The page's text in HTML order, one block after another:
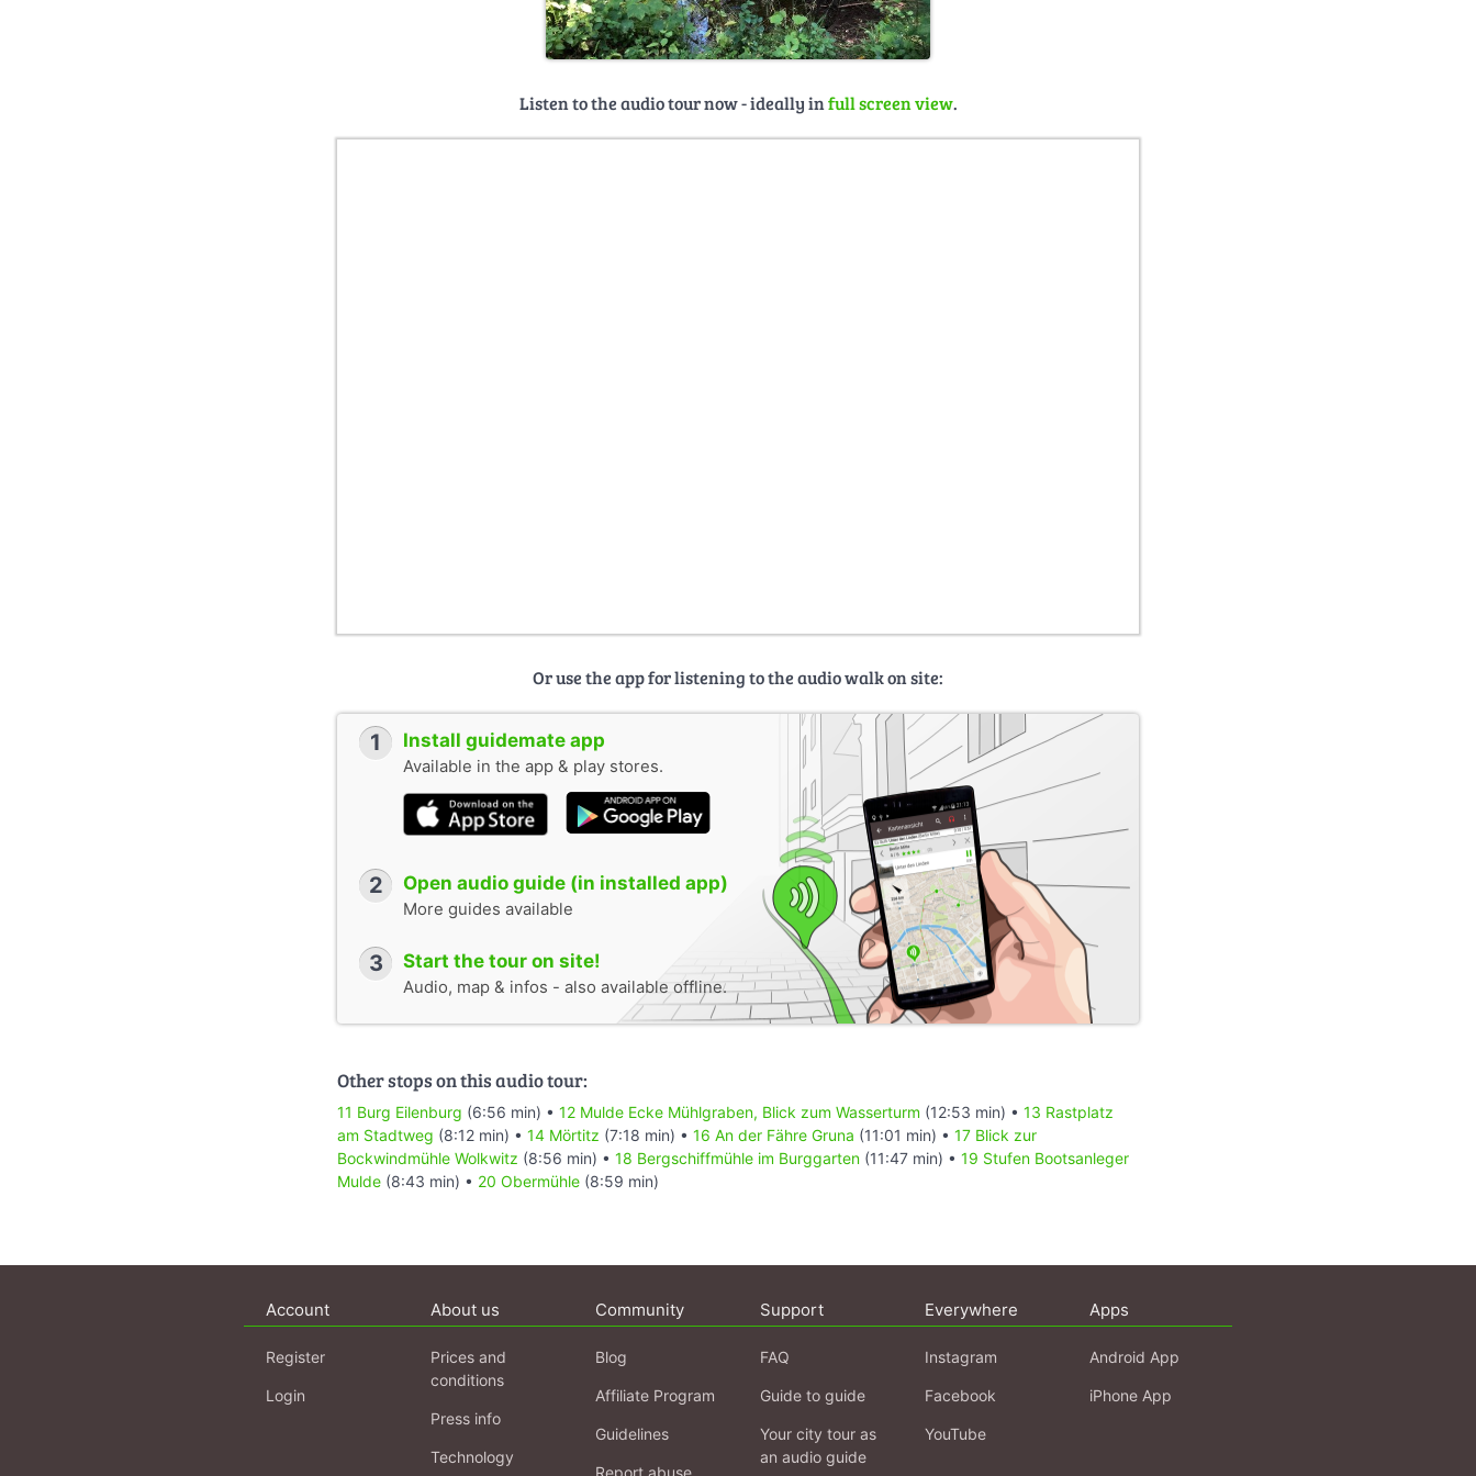
Listen to the audio tour now - ideally infull screen view.
Or use the app for listening to the audio walk on site:
1 Install guidemate app
Available in the app & play stores.
2 Open audio guide (in installed app)
More guides available
3 Start the tour on site!
Audio, map & infos - also available offline.
Other stops on this audio tour:
11 Burg Eilenburg (6:56 min) • 12 Mulde Ecke Mühlgraben, Blick zum Wasserturm (12:53 min) • 13 Rastplatz
am Stadtweg (8:12 min) • 14 Mörtitz (7:18 min) • 16 An der Fähre Gruna (11:01 min) • 17 Blick zur
Bockwindmühle Wolkwitz (8:56 min) • 18 Bergschiffmühle im Burggarten (11:47 min) • 19 Stufen Bootsanleger
Mulde (8:43 min) • 20 Obermühle (8:59 min)
Account
Register
Login
About us
Prices and
conditions
Press info
Technology
Community
Blog
Affiliate Program
Guidelines
Support
FAQ
Guide to guide
Your city tour as
an audio guide
Everywhere
Instagram
Facebook
YouTube
Apps
Android App
iPhone App